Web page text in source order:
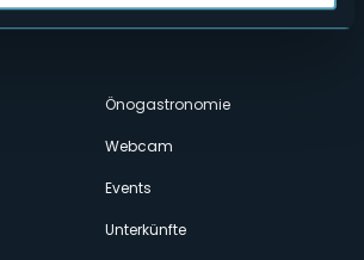
Önogastronomie
Webcam
Events
Unterkünfte